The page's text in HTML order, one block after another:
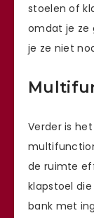
stoelen of
omdat je ze
je ze niet
Verder is
de ruimte
klapstoel
bank met